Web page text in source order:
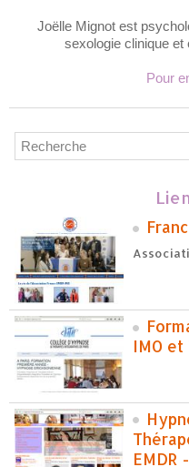
Joëlle Mignot est
sexologie clinique et
Pour
IMO
EMDR